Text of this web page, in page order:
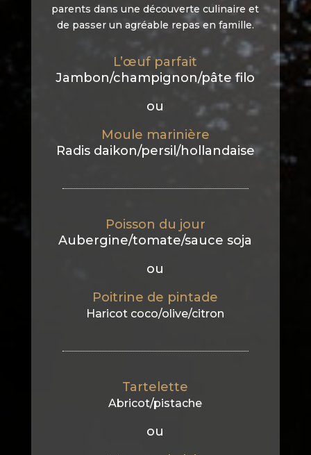
parents dans une découverte culinaire et
de passer un agréable repas en famille.
L’œuf parfait
Jambon/champignon/pâte filo
ou
Moule marinière
Radis daikon/persil/hollandaise
Poisson du jour
Aubergine/tomate/sauce soja
ou
Poitrine de pintade
Haricot coco/olive/citron
Tartelette
Abricot/pistache
ou